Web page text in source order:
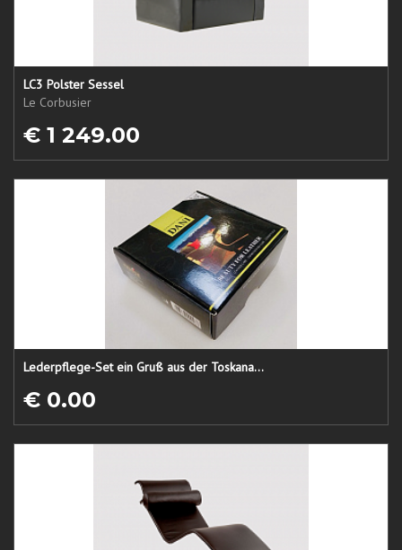
LC3 Polster Sessel
Le Corbusier
€ 1 249.00
Lederpflege-Set ein Gruß aus der Toskana...
€ 0.00